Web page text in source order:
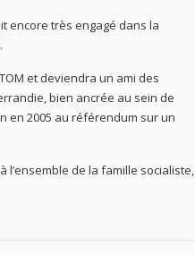
encore très engagé dans la
et deviendra un ami des
bien ancrée au sein de
en 2005 au référendum sur un
de la famille socialiste,